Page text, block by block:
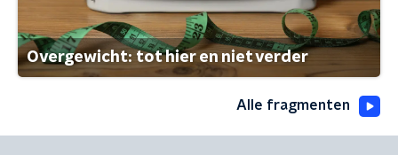
Overgewicht: tot hier en niet verder
Alle fragmenten